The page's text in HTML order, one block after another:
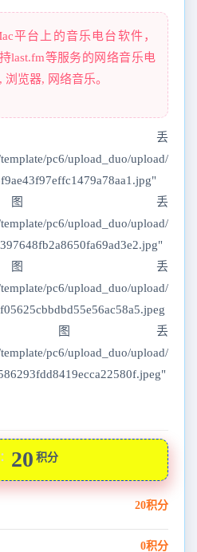
平台上的音乐电台软件，
last.fm等服务的网络音乐电
览器, 网络音乐。
丢
pc6/upload_duo/upload/
丢
pc6/upload_duo/upload/
丢
pc6/upload_duo/upload/
丢
pc6/upload_duo/upload/
20 积分
20积分
0积分